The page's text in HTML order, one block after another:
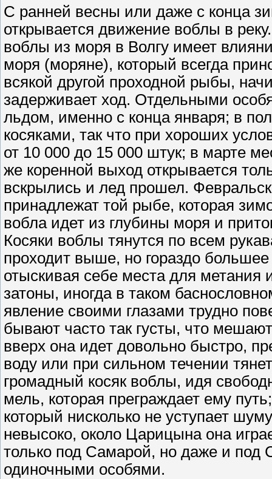
С ранней весны или даже с конца
открывается движение воблы в
воблы из моря в Волгу имеет
моря (моряне), который всегда
всякой другой проходной рыбы,
задерживает ход. Отдельными
льдом, именно с конца января; в
косяками, так что при хороших
от 10 000 до 15 000 штук; в марте
же коренной выход открывается
вскрылись и лед прошел.
принадлежат той рыбе, которая
вобла идет из глубины моря и
Косяки воблы тянутся по всем
проходит выше, но гораздо большее
отыскивая себе места для метания
затоны, иногда в таком
явление своими глазами трудно
бывают часто так густы, что
вверх она идет довольно быстро,
воду или при сильном течении
громадный косяк воблы, идя
мель, которая преграждает ему
который нисколько не уступает
невысоко, около Царицына она
только под Самарой, но даже и под
одиночными особями.